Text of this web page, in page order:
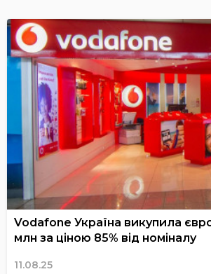
Vodafone Україна викупила
млн за ціною 85% від номіналу
11.08.25